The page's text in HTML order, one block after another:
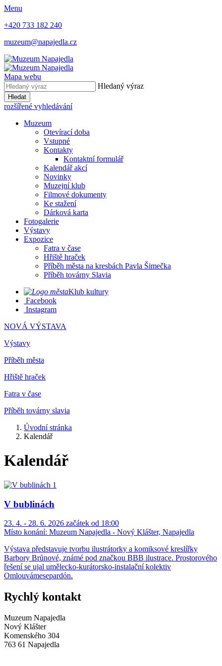
Menu
+420 733 182 240
muzeum@napajedla.cz
Mapa webu
Hledaný výraz
Hledat
rozšířené vyhledávání
Muzeum
Otevírací doba
Vstupné
Kontakty
Kontaktní formulář
Kalendář akcí
Novinky
Muzejní klub
Filmové dokumenty
Ke stažení
Dárková karta
Fotogalerie
Výstavy
Expozice
Fatra v čase
Hřiště hraček
Příběh města na kresbách Pavla Šimečka
Příběh továrny Slavia
Klub kultury
Facebook
Instagram
NOVÁ VÝSTAVA
Výstavy
Příběh města
Hřiště hraček
Fatra v čase
Příběh továrny slavia
Úvodní stránka
Kalendář
Kalendář
V bublinách
23. 4. - 28. 6. 2026 začátek od 18:00
Místo konání: Muzeum Napajedla - Nový Klášter, Napajedla
Výstava představuje tvorbu ilustrátorky a komiksové kreslířky
Barbory Brůnové, známé pod značkou BBB ilustrace. Prostorového
řešení se ujal umělecko-kurátorsko-instalační kolektiv
Omlouvámesepardón.
Rychlý kontakt
Muzeum Napajedla
Nový Klášter
Komenského 304
763 61 Napajedla